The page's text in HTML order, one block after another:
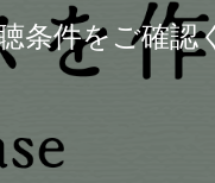
条件をご確認